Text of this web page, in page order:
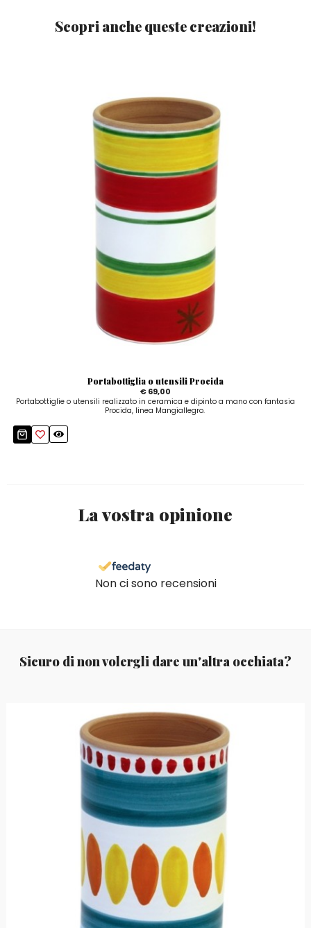
Scopri anche queste creazioni!
Portabottiglia o utensili Procida
€ 69,00
Portabottiglie o utensili realizzato in ceramica e dipinto a mano con fantasia
Procida, linea Mangiallegro.
La vostra opinione
Non ci sono recensioni
Sicuro di non volergli dare un'altra occhiata?